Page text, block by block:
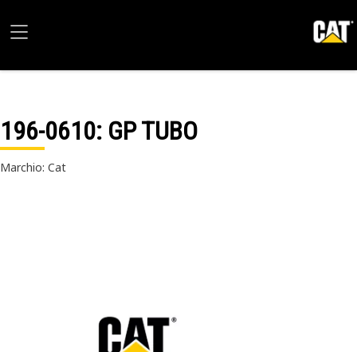
196-0610: GP TUBO
Marchio: Cat